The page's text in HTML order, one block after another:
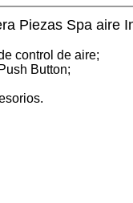
Piezas Spa aire
control de aire;
Button;